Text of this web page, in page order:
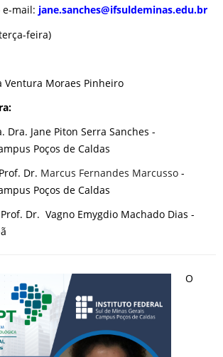
mail: jane.sanches@ifsuldeminas.edu.br
feira)
Ventura Moraes Pinheiro
Dra. Jane Piton Serra Sanches -
Poços de Caldas
Prof. Dr. Marcus Fernandes Marcusso -
Poços de Caldas
Prof. Dr. Vagno Emygdio Machado Dias -
O